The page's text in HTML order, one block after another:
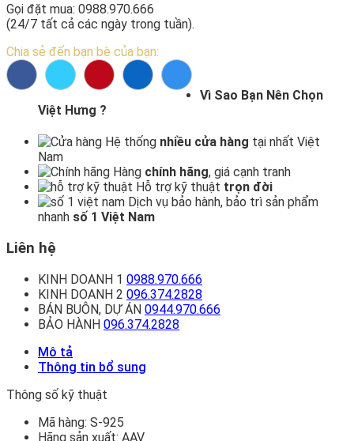
Gọi đặt mua: 0988.970.666
(24/7 tất cả các ngày trong tuần).
Chia sẻ đến bạn bè của bạn:
Vì Sao Bạn Nên Chọn
Việt Hưng ?
Hệ thống nhiều cửa hàng tại nhất Việt
Nam
Hàng chính hãng, giá cạnh tranh
Hỗ trợ kỹ thuật trọn đời
Dịch vụ bảo hành, bảo trì sản phẩm
nhanh số 1 Việt Nam
Liên hệ
KINH DOANH 1 0988.970.666
KINH DOANH 2 096.374.2828
BÁN BUÔN, DỰ ÁN 0944.970.666
BẢO HÀNH 096.374.2828
Mô tả
Thông tin bổ sung
Thông số kỹ thuật
Mã hàng: S-925
Hãng sản xuất: AAV